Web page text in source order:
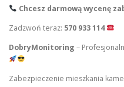
Chcesz darmową wycenę
Zadzwoń teraz: 570 933 114
DobryMonitoring –
Zabezpieczenie mieszkania